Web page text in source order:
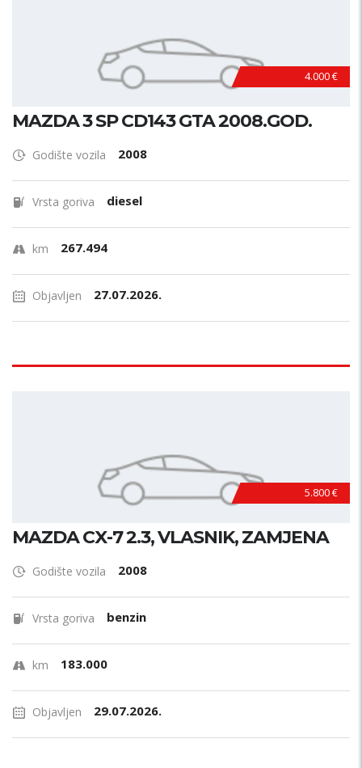
4.000 €
MAZDA 3 SP CD143 GTA 2008.GOD.
Godište vozila 2008
Vrsta goriva diesel
km 267.494
Objavljen 27.07.2026.
5.800 €
MAZDA CX-7 2.3, VLASNIK, ZAMJENA
Godište vozila 2008
Vrsta goriva benzin
km 183.000
Objavljen 29.07.2026.